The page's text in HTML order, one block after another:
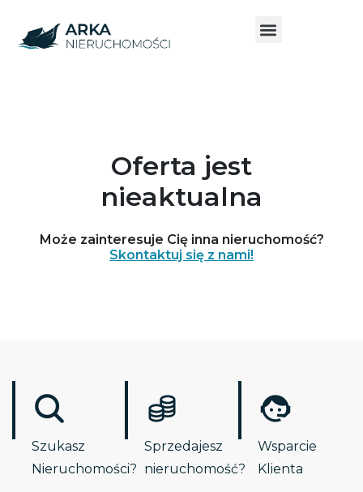
Oferta jest
nieaktualna
Może zainteresuje Cię inna nieruchomość?
Skontaktuj się z nami!
Szukasz
Nieruchomości?
Sprzedajesz
nieruchomość?
Wsparcie
Klienta